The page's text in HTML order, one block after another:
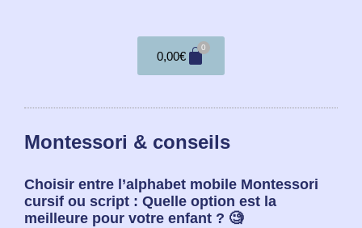
0,00€
0
Montessori & conseils
Choisir entre l’alphabet mobile Montessori
cursif ou script : Quelle option est la
meilleure pour votre enfant ? 🧐